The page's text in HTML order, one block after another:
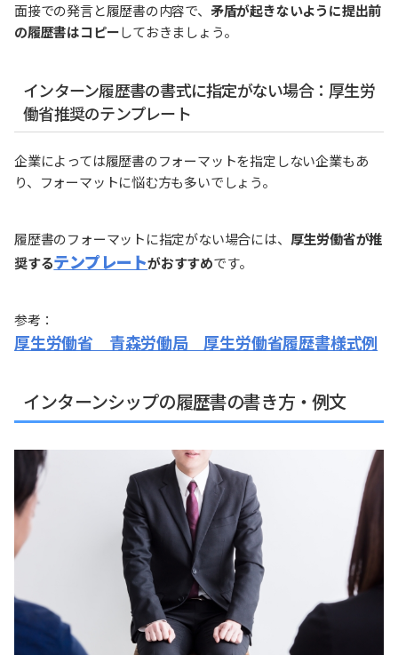
面接での発言と履歴書の内容で、 矛盾が起きないように提出前
の履歴書はコピーしておきましょう。
インターン履歴書の書式に指定がない場合：厚生労
働省推奨のテンプレート
企業によっては履歴書のフォーマットを指定しない企業もあ
り、フォーマットに悩む方も多いでしょう。
履歴書のフォーマットに指定がない場合には、 厚生労働省が推
奨するテンプレートがおすすめです。
参考：
厚生労働省 青森労働局 厚生労働省履歴書様式例
インターンシップの履歴書の書き方・例文